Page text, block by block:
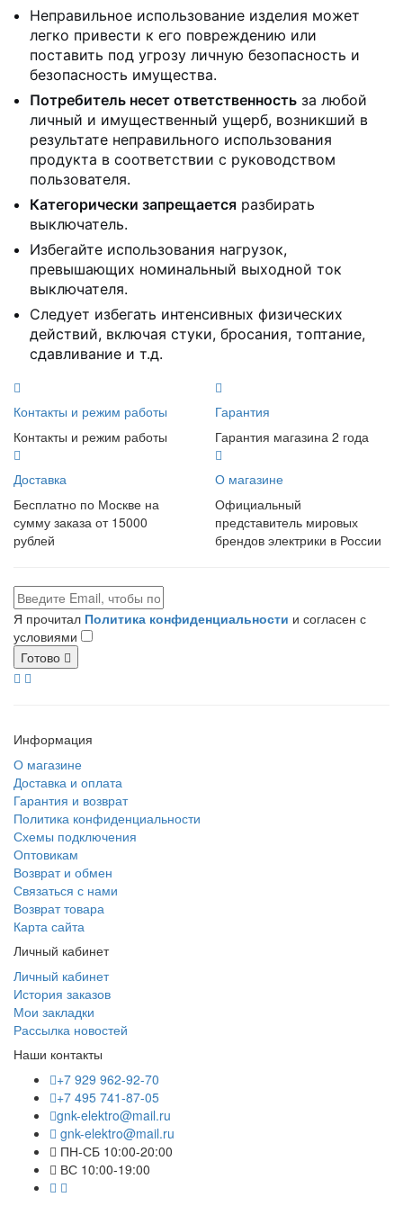
Неправильное использование изделия может
легко привести к его повреждению или
поставить под угрозу личную безопасность и
безопасность имущества.
Потребитель несет ответственность за любой
личный и имущественный ущерб, возникший в
результате неправильного использования
продукта в соответствии с руководством
пользователя.
Категорически запрещается разбирать
выключатель.
Избегайте использования нагрузок,
превышающих номинальный выходной ток
выключателя.
Следует избегать интенсивных физических
действий, включая стуки, бросания, топтание,
сдавливание и т.д.
Контакты и режим работы
Контакты и режим работы
Гарантия
Гарантия магазина 2 года
Доставка
Бесплатно по Москве на
сумму заказа от 15000
рублей
О магазине
Официальный
представитель мировых
брендов электрики в России
Я прочитал Политика конфиденциальности и согласен с
условиями
Готово
Информация
О магазине
Доставка и оплата
Гарантия и возврат
Политика конфиденциальности
Схемы подключения
Оптовикам
Возврат и обмен
Связаться с нами
Возврат товара
Карта сайта
Личный кабинет
Личный кабинет
История заказов
Мои закладки
Рассылка новостей
Наши контакты
+7 929 962-92-70
+7 495 741-87-05
gnk-elektro@mail.ru
gnk-elektro@mail.ru
ПН-СБ 10:00-20:00
ВС 10:00-19:00